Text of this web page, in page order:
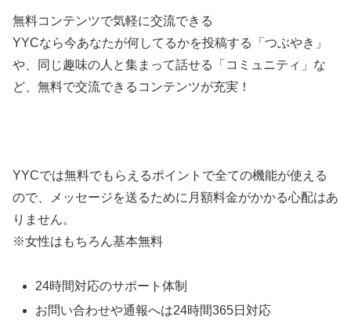
無料コンテンツで気軽に交流できる
YYCなら今あなたが何してるかを投稿する「つぶやき」
や、同じ趣味の人と集まって話せる「コミュニティ」な
ど、無料で交流できるコンテンツが充実！
YYCでは無料でもらえるポイントで全ての機能が使える
ので、メッセージを送るために月額料金がかかる心配はあ
りません。
※女性はもちろん基本無料
24時間対応のサポート体制
お問い合わせや通報へは24時間365日対応